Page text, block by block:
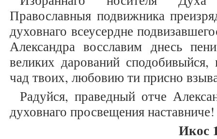
Православныя подвижника
духовнаго всеусердне
Александра восславим днесь
великих дарований
чад твоих, любовию ти присно
Радуйся, праведный отче
духовнаго просвещения наставниче!
Икос